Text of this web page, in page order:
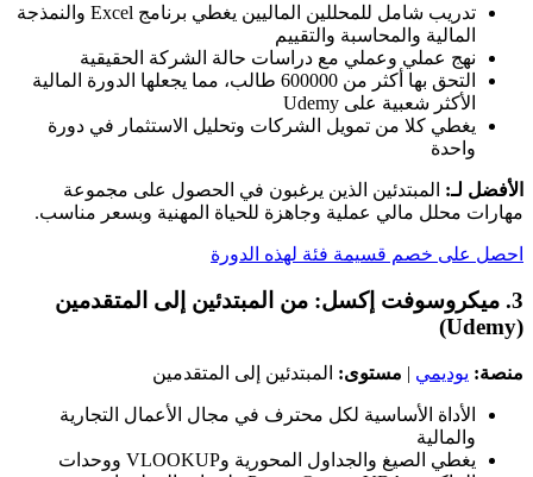
تدريب شامل للمحللين الماليين يغطي برنامج Excel والنمذجة
المالية والمحاسبة والتقييم
نهج عملي وعملي مع دراسات حالة الشركة الحقيقية
التحق بها أكثر من 600000 طالب، مما يجعلها الدورة المالية
الأكثر شعبية على Udemy
يغطي كلا من تمويل الشركات وتحليل الاستثمار في دورة
واحدة
الأفضل لـ: المبتدئين الذين يرغبون في الحصول على مجموعة
مهارات محلل مالي عملية وجاهزة للحياة المهنية وبسعر مناسب.
احصل على خصم قسيمة فئة لهذه الدورة
3. ميكروسوفت إكسل: من المبتدئين إلى المتقدمين
(Udemy)
منصة: يوديمي | مستوى: المبتدئين إلى المتقدمين
الأداة الأساسية لكل محترف في مجال الأعمال التجارية
والمالية
يغطي الصيغ والجداول المحورية وVLOOKUP ووحدات